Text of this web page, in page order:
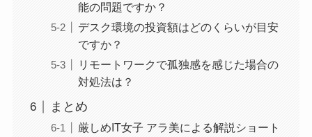
能の問題ですか？
デスク環境の投資額はどのくらいが目安
ですか？
リモートワークで孤独感を感じた場合の
対処法は？
まとめ
厳しめIT女子 アラ美による解説ショート